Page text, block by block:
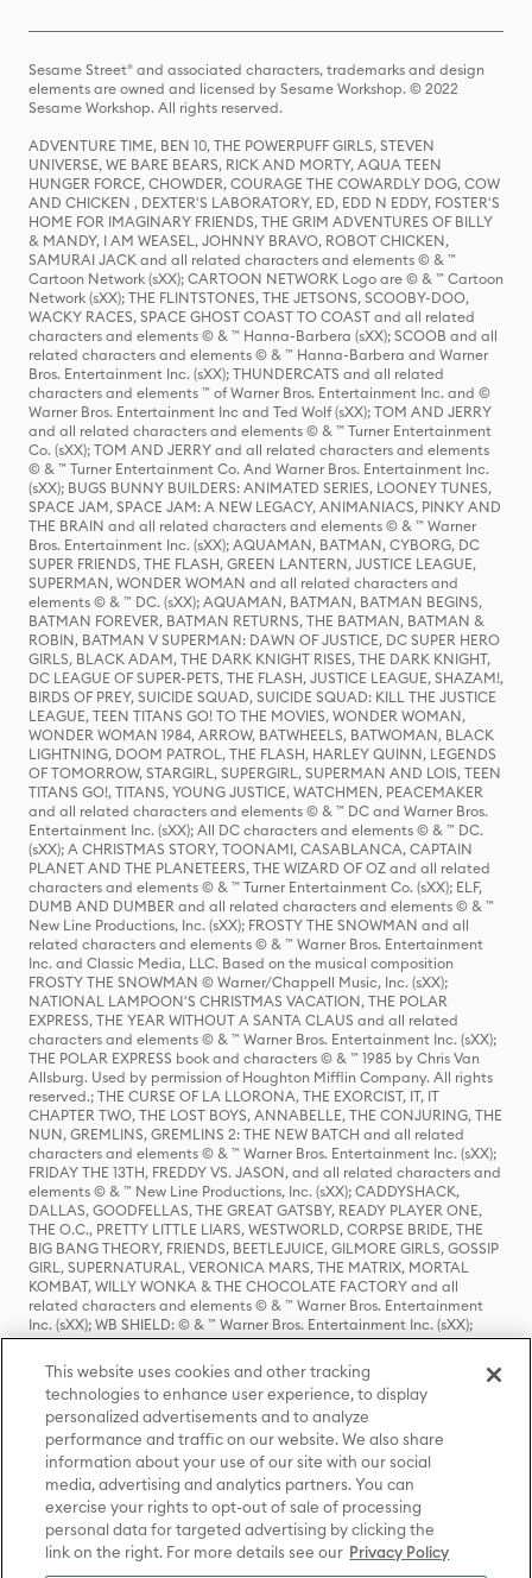
Sesame Street® and associated characters, trademarks and design
elements are owned and licensed by Sesame Workshop. © 2022
Sesame Workshop. All rights reserved.
ADVENTURE TIME, BEN 10, THE POWERPUFF GIRLS, STEVEN
UNIVERSE, WE BARE BEARS, RICK AND MORTY, AQUA TEEN
HUNGER FORCE, CHOWDER, COURAGE THE COWARDLY DOG, COW
AND CHICKEN , DEXTER'S LABORATORY, ED, EDD N EDDY, FOSTER'S
HOME FOR IMAGINARY FRIENDS, THE GRIM ADVENTURES OF BILLY
& MANDY, I AM WEASEL, JOHNNY BRAVO, ROBOT CHICKEN,
SAMURAI JACK and all related characters and elements © & ™
Cartoon Network (sXX); CARTOON NETWORK Logo are © & ™ Cartoon
Network (sXX); THE FLINTSTONES, THE JETSONS, SCOOBY-DOO,
WACKY RACES, SPACE GHOST COAST TO COAST and all related
characters and elements © & ™ Hanna-Barbera (sXX); SCOOB and all
related characters and elements © & ™ Hanna-Barbera and Warner
Bros. Entertainment Inc. (sXX); THUNDERCATS and all related
characters and elements ™ of Warner Bros. Entertainment Inc. and ©
Warner Bros. Entertainment Inc and Ted Wolf (sXX); TOM AND JERRY
and all related characters and elements © & ™ Turner Entertainment
Co. (sXX); TOM AND JERRY and all related characters and elements
© & ™ Turner Entertainment Co. And Warner Bros. Entertainment Inc.
(sXX); BUGS BUNNY BUILDERS: ANIMATED SERIES, LOONEY TUNES,
SPACE JAM, SPACE JAM: A NEW LEGACY, ANIMANIACS, PINKY AND
THE BRAIN and all related characters and elements © & ™ Warner
Bros. Entertainment Inc. (sXX); AQUAMAN, BATMAN, CYBORG, DC
SUPER FRIENDS, THE FLASH, GREEN LANTERN, JUSTICE LEAGUE,
SUPERMAN, WONDER WOMAN and all related characters and
elements © & ™ DC. (sXX); AQUAMAN, BATMAN, BATMAN BEGINS,
BATMAN FOREVER, BATMAN RETURNS, THE BATMAN, BATMAN &
ROBIN, BATMAN V SUPERMAN: DAWN OF JUSTICE, DC SUPER HERO
GIRLS, BLACK ADAM, THE DARK KNIGHT RISES, THE DARK KNIGHT,
DC LEAGUE OF SUPER-PETS, THE FLASH, JUSTICE LEAGUE, SHAZAM!,
BIRDS OF PREY, SUICIDE SQUAD, SUICIDE SQUAD: KILL THE JUSTICE
LEAGUE, TEEN TITANS GO! TO THE MOVIES, WONDER WOMAN,
WONDER WOMAN 1984, ARROW, BATWHEELS, BATWOMAN, BLACK
LIGHTNING, DOOM PATROL, THE FLASH, HARLEY QUINN, LEGENDS
OF TOMORROW, STARGIRL, SUPERGIRL, SUPERMAN AND LOIS, TEEN
TITANS GO!, TITANS, YOUNG JUSTICE, WATCHMEN, PEACEMAKER
and all related characters and elements © & ™ DC and Warner Bros.
Entertainment Inc. (sXX); All DC characters and elements © & ™ DC.
(sXX); A CHRISTMAS STORY, TOONAMI, CASABLANCA, CAPTAIN
PLANET AND THE PLANETEERS, THE WIZARD OF OZ and all related
characters and elements © & ™ Turner Entertainment Co. (sXX); ELF,
DUMB AND DUMBER and all related characters and elements © & ™
New Line Productions, Inc. (sXX); FROSTY THE SNOWMAN and all
related characters and elements © & ™ Warner Bros. Entertainment
Inc. and Classic Media, LLC. Based on the musical composition
FROSTY THE SNOWMAN © Warner/Chappell Music, Inc. (sXX);
NATIONAL LAMPOON'S CHRISTMAS VACATION, THE POLAR
EXPRESS, THE YEAR WITHOUT A SANTA CLAUS and all related
characters and elements © & ™ Warner Bros. Entertainment Inc. (sXX);
THE POLAR EXPRESS book and characters © & ™ 1985 by Chris Van
Allsburg. Used by permission of Houghton Mifflin Company. All rights
reserved.; THE CURSE OF LA LLORONA, THE EXORCIST, IT, IT
CHAPTER TWO, THE LOST BOYS, ANNABELLE, THE CONJURING, THE
NUN, GREMLINS, GREMLINS 2: THE NEW BATCH and all related
characters and elements © & ™ Warner Bros. Entertainment Inc. (sXX);
FRIDAY THE 13TH, FREDDY VS. JASON, and all related characters and
elements © & ™ New Line Productions, Inc. (sXX); CADDYSHACK,
DALLAS, GOODFELLAS, THE GREAT GATSBY, READY PLAYER ONE,
THE O.C., PRETTY LITTLE LIARS, WESTWORLD, CORPSE BRIDE, THE
BIG BANG THEORY, FRIENDS, BEETLEJUICE, GILMORE GIRLS, GOSSIP
GIRL, SUPERNATURAL, VERONICA MARS, THE MATRIX, MORTAL
KOMBAT, WILLY WONKA & THE CHOCOLATE FACTORY and all
related characters and elements © & ™ Warner Bros. Entertainment
Inc. (sXX); WB SHIELD: © & ™ Warner Bros. Entertainment Inc. (sXX);
HOUSE OF THE DRAGON, GAME OF THRONES, and all related
characters and elements © & ™ Home Box Office, Inc. (sXX); CHILLING
ADVENTURES OF SABRINA, RIVERDALE © & ™ Warner Bros.
Entertainment Inc. Archie Comics and all related characters and
elements © & ™ Archie Comic Publications, Inc. Used with permission.
(sXX); SEINFELD and all related characters and elements © & ™ Castle
Rock Entertainment. (sXX); TED LASSO © & ™ Warner Bros.
Entertainment Inc. & Universal Television LLC (sXX); THE HOBBIT: AN
UNEXPECTED JOURNEY, THE HOBBIT: THE DESOLATION OF SMAUG,
THE HOBBIT: THE BATTLE OF THE FIVE ARMIES, THE LORD OF THE
RINGS: THE FELLOWSHIP OF THE RING, THE LORD OF THE RINGS: THE
TWO TOWERS, THE LORD OF THE RINGS: THE RETURN OF THE KING
and the names of the characters, items, events and places therein are
This website uses cookies and other tracking
technologies to enhance user experience, to display
personalized advertisements and to analyze
performance and traffic on our website. We also share
information about your use of our site with our social
media, advertising and analytics partners. You can
exercise your rights to opt-out of sale of processing
personal data for targeted advertising by clicking the
link on the right. For more details see our Privacy Policy